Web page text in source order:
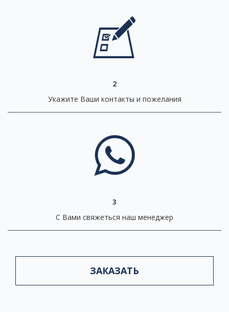
2
Укажите Ваши контакты и пожелания
3
С Вами свяжеться наш менеджер
ЗАКАЗАТЬ